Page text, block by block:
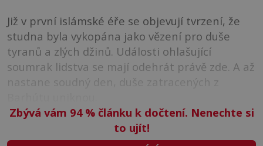
Již v první islámské éře se objevují tvrzení, že
studna byla vykopána jako vězení pro duše
tyranů a zlých džinů. Události ohlašující
soumrak lidstva se mají odehrát právě zde. A až
nastane soudný den, duše zatracených z
Zbývá vám 94 %článku k dočtení. Nenechte si
to ujít!